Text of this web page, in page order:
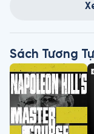
Sách Tương Tự